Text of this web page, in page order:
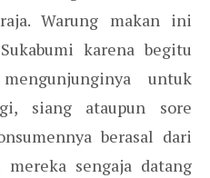
Warung makan ini
karena begitu
untuk
siang ataupun sore
berasal dari
sengaja datang